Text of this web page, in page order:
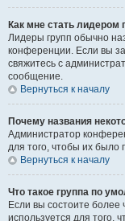
Как мне стать лидером
Лидеры групп обычно
конференции. Если вы
свяжитесь с
сообщение.
Вернуться к началу
Почему названия
Администратор
для того, чтобы их было
Вернуться к началу
Что такое группа по
Если вы состоите
используется для того,